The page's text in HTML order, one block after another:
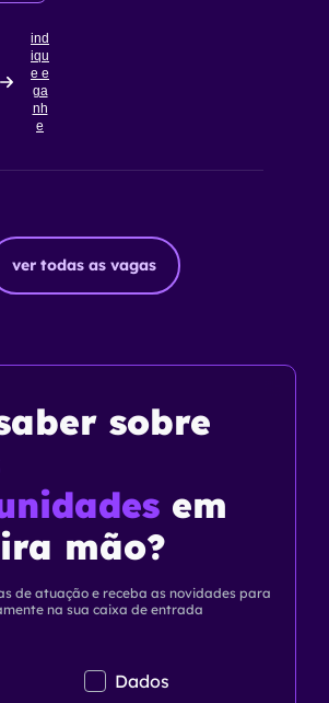
ind
iqu
e e
ga
nh
e
ver todas as vagas
sobre
em
mão?
de atuação e receba as novidades para
na sua caixa de entrada
Dados